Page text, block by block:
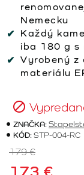
Nemecku
Každý
iba 180 g s
Vyrobený z
materiálu
ZNAČKA:
KÓD:STP-004-RC
173 €
179 €